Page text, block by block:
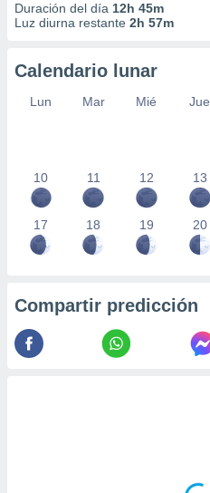
Duración del día 12h 45m
Luz diurna restante 2h 57m
Calendario lunar
Lun Mar Mié Jue
10 11 12 13
17 18 19 20
Compartir predicción